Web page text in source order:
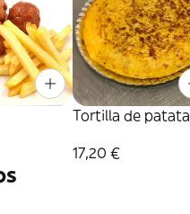
Tortilla de patata
17,20 €